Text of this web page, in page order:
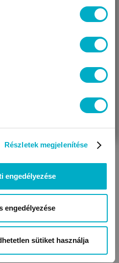
Részletek megjelenítése
engedélyezése
engedélyezése
sütiket használja
nálunk először!
AJÁNDÉKOT